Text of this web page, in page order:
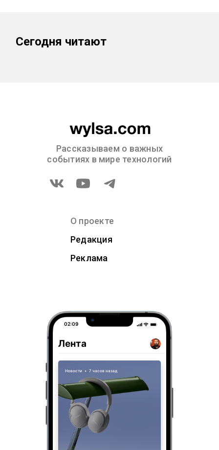
Сегодня читают
Рассказываем о важных
событиях в мире технологий
О проекте
Редакция
Реклама
02:09
Лента
Новости • 7 часов назад